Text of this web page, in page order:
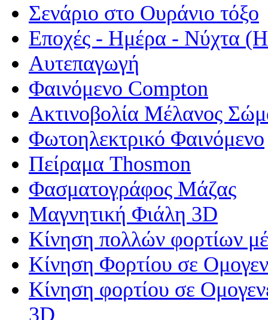
Σενάριο στο Ουράνιο τόξο
Εποχές - Ημέρα - Νύχτα
Αυτεπαγωγή
Φαινόμενο Compton
Ακτινοβολία Μέλανος
Φωτοηλεκτρικό Φαινόμενο
Πείραμα Thosmon
Φασματογράφος Μάζας
Μαγνητική Φιάλη 3D
Κίνηση πολλών φορτίων
Κίνηση Φορτίου σε
Κίνηση φορτίου σε
3D